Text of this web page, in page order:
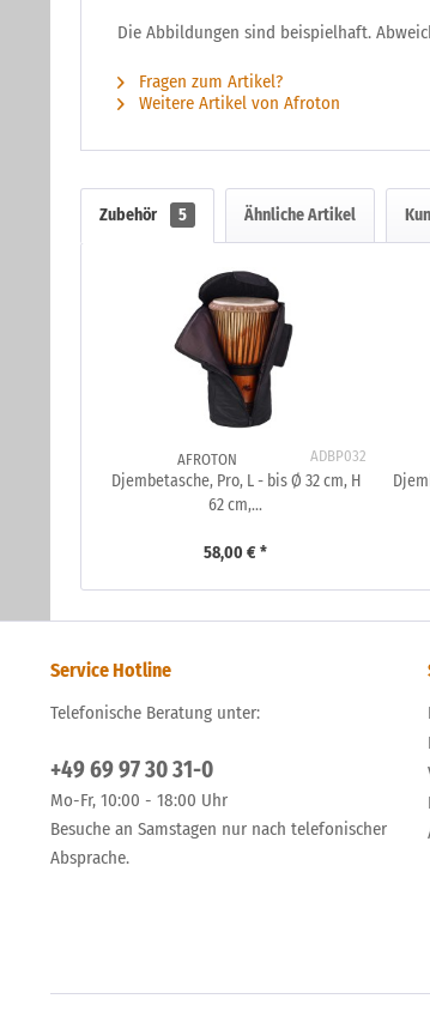
Die Abbildungen sind beispielhaft.
Fragen zum Artikel?
Weitere Artikel von Afroton
Zubehör 5 Ähnliche Artikel
ADBP032
AFROTON
Djembetasche, Pro, L - bis Ø 32 cm, H
62 cm,...
58,00 € *
Service Hotline
Telefonische Beratung unter:
+49 69 97 30 31-0
Mo-Fr, 10:00 - 18:00 Uhr
Besuche an Samstagen nur nach telefonischer
Absprache.